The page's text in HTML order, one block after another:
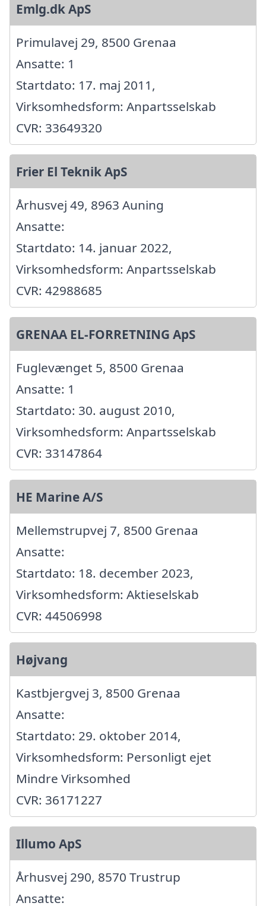
Emlg.dk ApS
Primulavej 29, 8500 Grenaa
Ansatte: 1
Startdato: 17. maj 2011,
Virksomhedsform: Anpartsselskab
CVR: 33649320
Frier El Teknik ApS
Århusvej 49, 8963 Auning
Ansatte:
Startdato: 14. januar 2022,
Virksomhedsform: Anpartsselskab
CVR: 42988685
GRENAA EL-FORRETNING ApS
Fuglevænget 5, 8500 Grenaa
Ansatte: 1
Startdato: 30. august 2010,
Virksomhedsform: Anpartsselskab
CVR: 33147864
HE Marine A/S
Mellemstrupvej 7, 8500 Grenaa
Ansatte:
Startdato: 18. december 2023,
Virksomhedsform: Aktieselskab
CVR: 44506998
Højvang
Kastbjergvej 3, 8500 Grenaa
Ansatte:
Startdato: 29. oktober 2014,
Virksomhedsform: Personligt ejet
Mindre Virksomhed
CVR: 36171227
Illumo ApS
Århusvej 290, 8570 Trustrup
Ansatte: